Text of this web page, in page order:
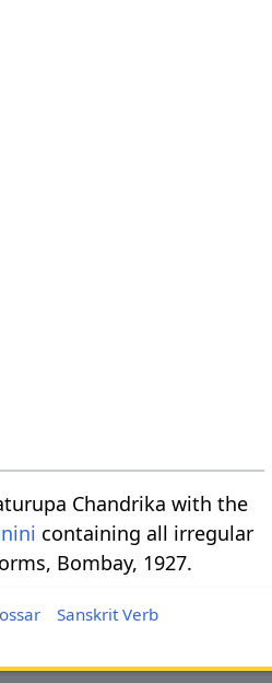
Chandrika with the
containing all irregular
Bombay, 1927.
Sanskrit Verb